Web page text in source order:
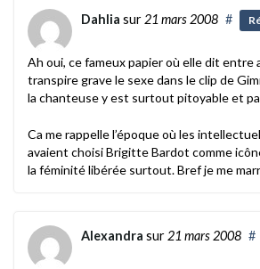
Dahlia sur 21 mars 2008 #
Ah oui, ce fameux papier où elle dit
transpire grave le sexe dans le clip de
la chanteuse y est surtout pitoyable et
Ca me rappelle l’époque où les
avaient choisi Brigitte Bardot comme
la féminité libérée surtout. Bref je me
Alexandra sur 21 mars 2008 #